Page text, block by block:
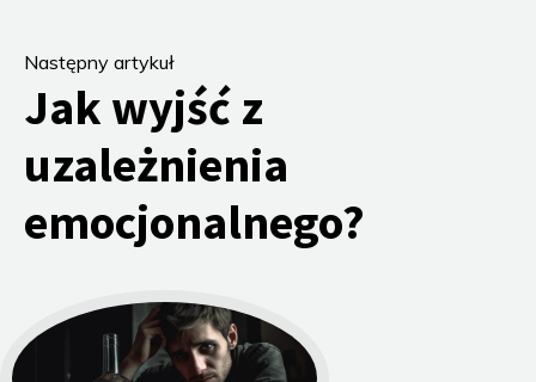
Następny artykuł
Jak wyjść z
uzależnienia
emocjonalnego?